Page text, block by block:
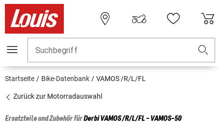
Suchbegriff
Startseite Bike-Datenbank VAMOS /R/L/FL
Zurück zur Motorradauswahl
Ersatzteile und Zubehör fürDerbiVAMOS /R/L/FL - VAMOS-50